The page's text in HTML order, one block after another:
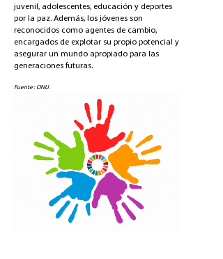
juvenil, adolescentes, educación y deportes
por la paz. Además, los jóvenes son
reconocidos como agentes de cambio,
encargados de explotar su propio potencial y
asegurar un mundo apropiado para las
generaciones futuras.
Fuente: ONU.